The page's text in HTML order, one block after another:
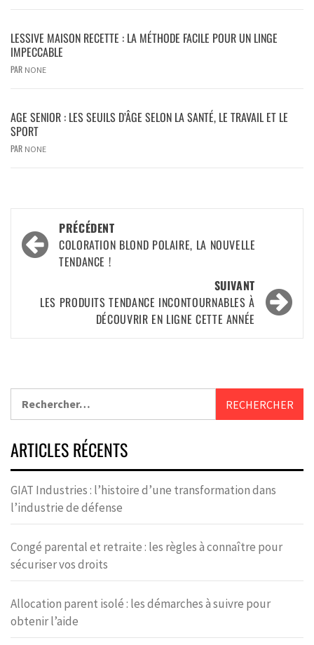
LESSIVE MAISON RECETTE : LA MÉTHODE FACILE POUR UN LINGE
IMPECCABLE
PAR NONE
AGE SENIOR : LES SEUILS D’ÂGE SELON LA SANTÉ, LE TRAVAIL ET LE
SPORT
PAR NONE
PRÉCÉDENT
COLORATION BLOND POLAIRE, LA NOUVELLE
TENDANCE !
SUIVANT
LES PRODUITS TENDANCE INCONTOURNABLES À
DÉCOUVRIR EN LIGNE CETTE ANNÉE
ARTICLES RÉCENTS
GIAT Industries : l’histoire d’une transformation dans
l’industrie de défense
Congé parental et retraite : les règles à connaître pour
sécuriser vos droits
Allocation parent isolé : les démarches à suivre pour
obtenir l’aide